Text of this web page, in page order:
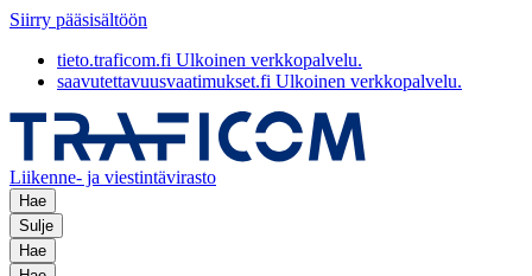
Siirry pääsisältöön
tieto.traficom.fi Ulkoinen verkkopalvelu.
saavutettavuusvaatimukset.fi Ulkoinen verkkopalvelu.
Liikenne- ja viestintävirasto
Hae
Sulje
Hae